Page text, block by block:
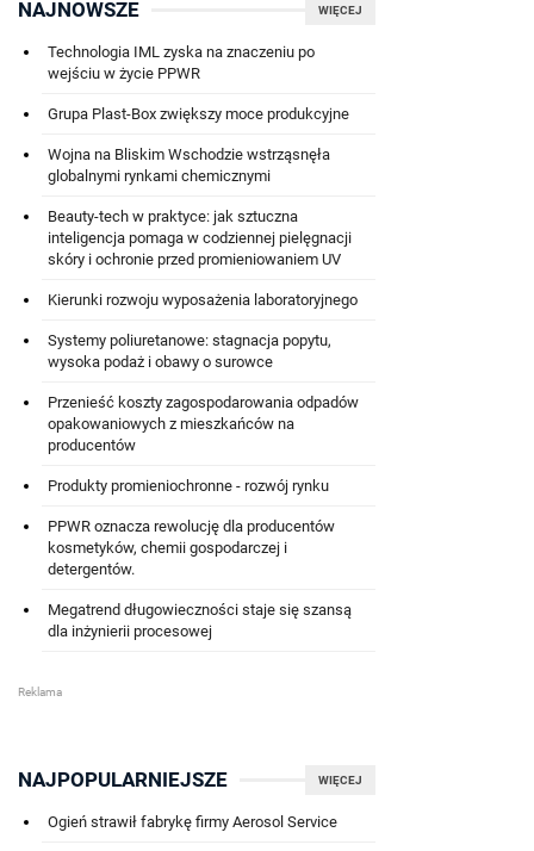
WIĘCEJ
NAJNOWSZE
Technologia IML zyska na znaczeniu po
wejściu w życie PPWR
Grupa Plast-Box zwiększy moce produkcyjne
Wojna na Bliskim Wschodzie wstrząsnęła
globalnymi rynkami chemicznymi
Beauty-tech w praktyce: jak sztuczna
inteligencja pomaga w codziennej pielęgnacji
skóry i ochronie przed promieniowaniem UV
Kierunki rozwoju wyposażenia laboratoryjnego
Systemy poliuretanowe: stagnacja popytu,
wysoka podaż i obawy o surowce
Przenieść koszty zagospodarowania odpadów
opakowaniowych z mieszkańców na
producentów
Produkty promieniochronne - rozwój rynku
PPWR oznacza rewolucję dla producentów
kosmetyków, chemii gospodarczej i
detergentów.
Megatrend długowieczności staje się szansą
dla inżynierii procesowej
WIĘCEJ
NAJPOPULARNIEJSZE
Ogień strawił fabrykę firmy Aerosol Service